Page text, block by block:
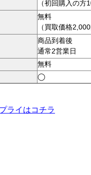
（初回購入の方
無料
（買取価格2,000
商品到着後
通常2営業日
無料
◯
ライはコチラ